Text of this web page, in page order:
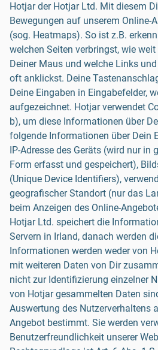
Hotjar der Hotjar Ltd. Mit diesem
Bewegungen auf unserem Online-
(sog. Heatmaps). So ist z.B.
welchen Seiten verbringst, wie
Deiner Maus und welche Links
oft anklickst. Deine
Deine Eingaben in Eingabefelder,
aufgezeichnet. Hotjar verwendet
b), um diese Informationen über
folgende Informationen über Dein
IP-Adresse des Geräts (wird nur in
Form erfasst und gespeichert),
(Unique Device Identifiers),
geografischer Standort (nur das
beim Anzeigen des Online-
Hotjar Ltd. speichert die
Servern in Irland, danach werden
Informationen werden weder von
mit weiteren Daten von Dir
nicht zur Identifizierung einzelner
von Hotjar gesammelten Daten
Auswertung des Nutzerverhaltens
Angebot bestimmt. Sie werden
Benutzerfreundlichkeit unserer